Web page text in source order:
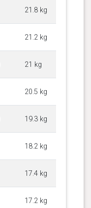
21.8 kg
21.2 kg
21 kg
20.5 kg
19.3 kg
18.2 kg
17.4 kg
17.2 kg